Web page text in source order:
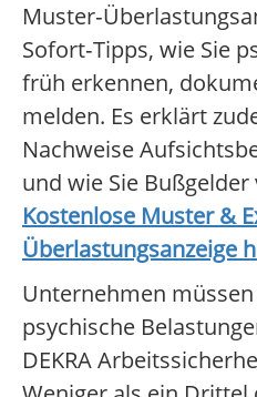
Sofort‑Tipps, wie Sie
früh erkennen,
melden. Es erklärt
Nachweise
und wie Sie
Kostenlose Muster &
Überlastungsanzeige
Unternehmen
psychische
DEKRA